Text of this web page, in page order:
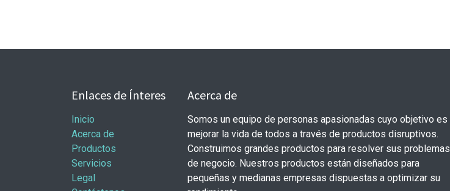
Enlaces de Ínteres
Inicio
Acerca de
Productos
Servicios
Legal
Acerca de
Somos un equipo de personas apasionadas cuyo objetivo es
mejorar la vida de todos a través de productos disruptivos.
Construimos grandes productos para resolver sus problemas
de negocio. Nuestros productos están diseñados para
pequeñas y medianas empresas dispuestas a optimizar su